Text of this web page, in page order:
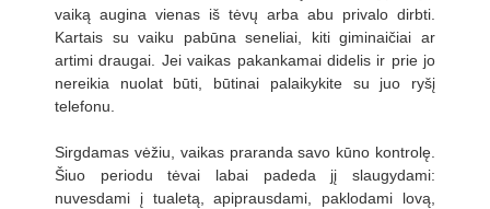
vaiką augina vienas iš tėvų arba abu privalo dirbti.
Kartais su vaiku pabūna seneliai, kiti giminaičiai ar
artimi draugai. Jei vaikas pakankamai didelis ir prie jo
nereikia nuolat būti, būtinai palaikykite su juo ryšį
telefonu.
Sirgdamas vėžiu, vaikas praranda savo kūno kontrolę.
Šiuo periodu tėvai labai padeda jį slaugydami:
nuvesdami į tualetą, apiprausdami, paklodami lovą,